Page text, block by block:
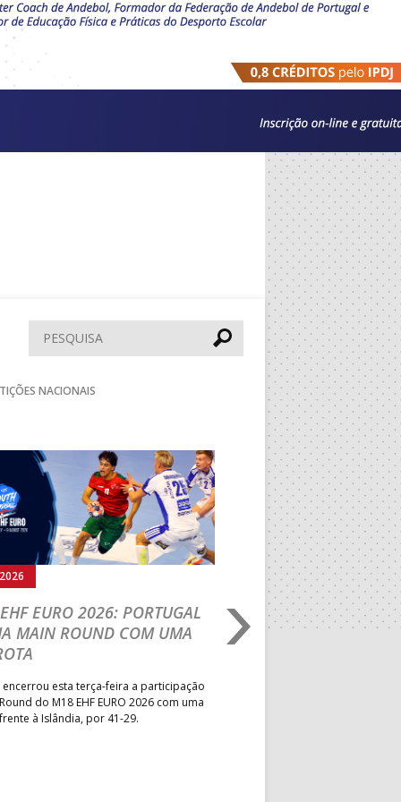
Pesquisar
NACIONAIS
EURO 2026: PORTUGAL
MAIN ROUND COM UMA
encerrou esta terça-feira a participação
do M18 EHF EURO 2026 com uma
à Islândia, por 41-29.
04.08.2026
IHF W18 WORLD
CHAMPIONSHIP:
Seguinte